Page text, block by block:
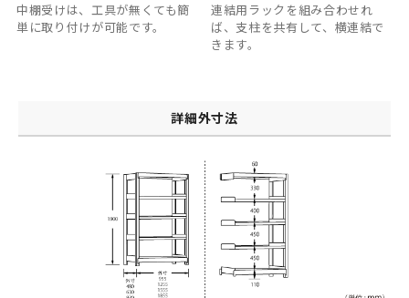
中棚受けは、工具が無くても簡
単に取り付けが可能です。
連結用ラックを組み合わせれ
ば、支柱を共有して、横連結で
きます。
詳細外寸法